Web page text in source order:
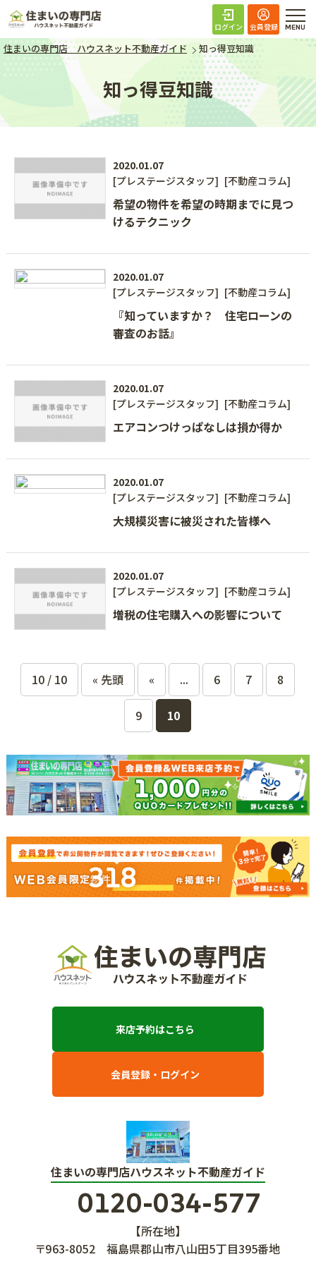
住まいの専門店 ハ
ログイン 会員登録
住まいの専門店 ハウスネット不動産ガイド 知っ得豆知識
知っ得豆知識
2020.01.07
[プレステージスタッフ] [不動産コラム]
希望の物件を希望の時期までに見つ
けるテクニック
2020.01.07
[プレステージスタッフ] [不動産コラム]
『知っていますか？ 住宅ローンの
審査のお話』
2020.01.07
[プレステージスタッフ] [不動産コラム]
エアコンつけっぱなしは損か得か
2020.01.07
[プレステージスタッフ] [不動産コラム]
大規模災害に被災された皆様へ
2020.01.07
[プレステージスタッフ] [不動産コラム]
増税の住宅購入への影響について
10 / 10 « 先頭 « ... 6 7 8
9 10
318
来店予約はこちら
会員登録・ログイン
住まいの専門店ハウスネット不動産ガイド
0120-034-577
【所在地】
〒963-8052
福島県郡山市八山田5丁目395番地